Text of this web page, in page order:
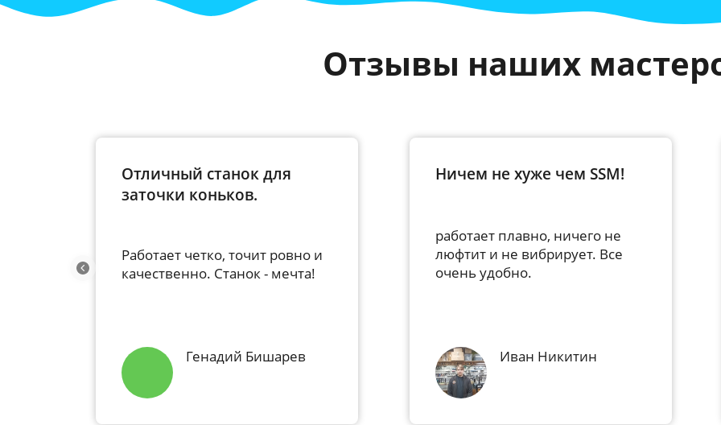
Отзывы наших
Ничем не хуже чем SSM!
люфтит и не вибрирует. Все
очень удобно.
Иван Никитин
Точить коньки - одно
Удобная и понятная система
калибровки алмазных
карандашей. Можно настроить
точно, для качественной и
Тютимов Олег